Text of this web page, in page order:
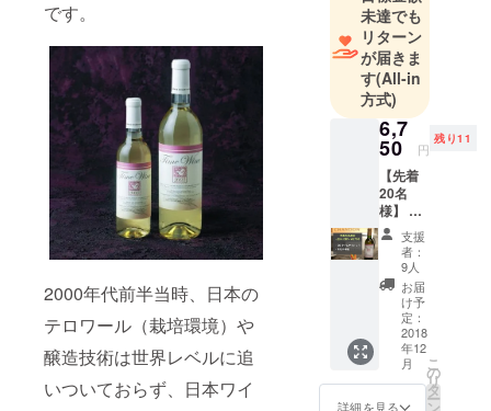
です。
2000年代前半当時、日本の
テロワール（栽培環境）や
醸造技術は世界レベルに追
いついておらず、日本ワイ
未達でも
リターン
が届きま
す(All-in
方式)
6,7
50 円
残り11
【先着
20名
様】 ・
2006 タ
イムワ
イン
（白）
× 1本 ・
ご支援
へのお
礼の手
CAMPF
IRE特別
支援
者：
9人
お届
け予
定：
2018
年12
月
詳細を見る
こ
の
リ
タ
ー